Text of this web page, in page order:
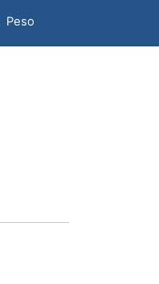
Peso